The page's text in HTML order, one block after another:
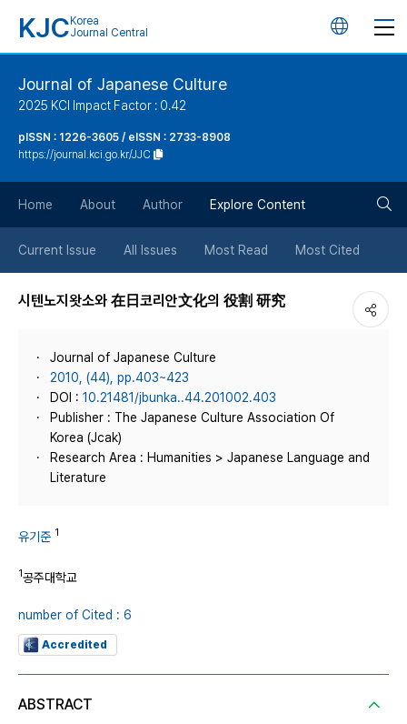
KJC Korea
Journal Central
언
튼
Journal of Japanese Culture
2025 KCI Impact Factor : 0.42
pISSN : 1226-3605 / eISSN : 2733-8908
https://journal.kci.go.kr/JJC
Home About Author Explore Content
Current Issue All Issues Most Read Most Cited
시텐노지왓소와 在日코리안文化의 役割 研究
Journal of Japanese Culture
2010, (44), pp.403~423
DOI : 10.21481/jbunka..44.201002.403
Publisher : The Japanese Culture Association Of
Korea (Jcak)
Research Area : Humanities > Japanese Language and
Literature
유기준 1
1공주대학교
number of Cited : 6
Accredited
ABSTRACT